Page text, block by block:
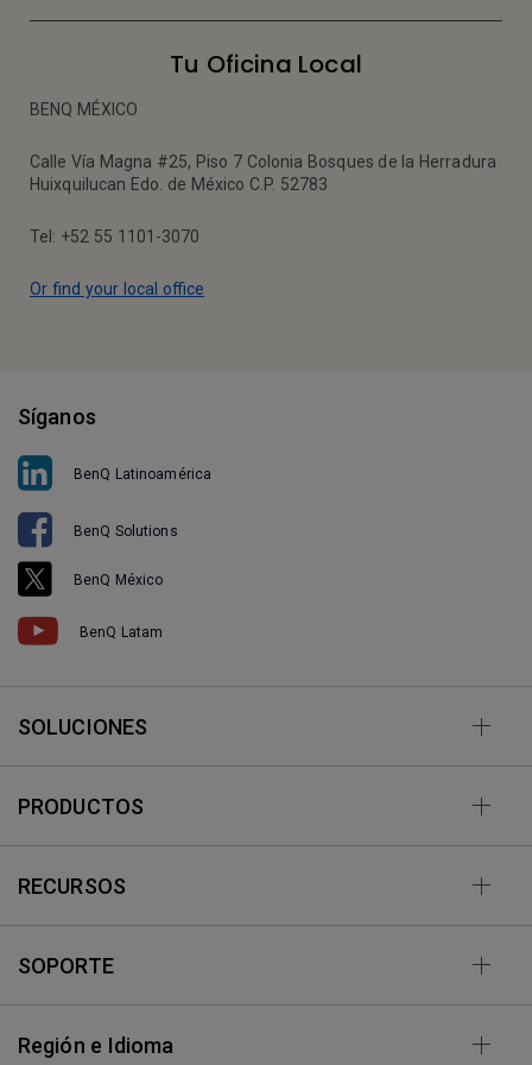
Tu Oficina Local
BENQ MÉXICO
Calle Vía Magna #25, Piso 7 Colonia Bosques de la Herradura
Huixquilucan Edo. de México C.P. 52783
Tel: +52 55 1101-3070
Or find your local office
Síganos
BenQ Latinoamérica
BenQ Solutions
BenQ México
BenQ Latam
SOLUCIONES
PRODUCTOS
RECURSOS
SOPORTE
Región e Idioma